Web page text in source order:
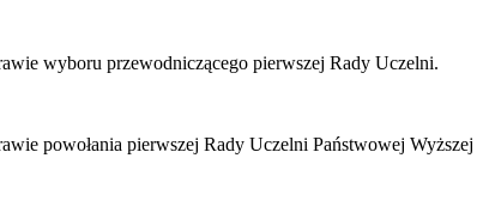
wyboru przewodniczącego pierwszej Rady Uczelni.
powołania pierwszej Rady Uczelni Państwowej Wyższej